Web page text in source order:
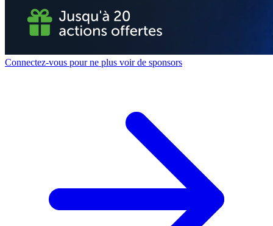
Connectez-vous pour ne plus voir de sponsors